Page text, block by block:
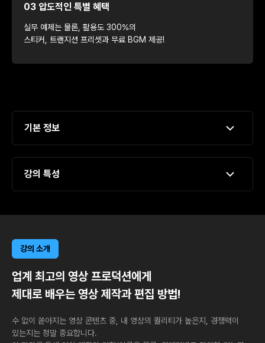
03 압도적인 특별 혜택
실무 예제는 물론, 활용도 300%의
스티커, 트랜지션 프리셋과 무료 BGM 제공!
기본 정보
강의 특성
강의 소개
업계 최고의 영상 프로덕션에게
제대로 배우는 영상 제작과 편집 방법!
수 없이 쏟아지는 영상 콘텐츠 중, 내 영상의 퀄리티가 높은지, 경쟁력이
있는지는 정말 중요합니다.